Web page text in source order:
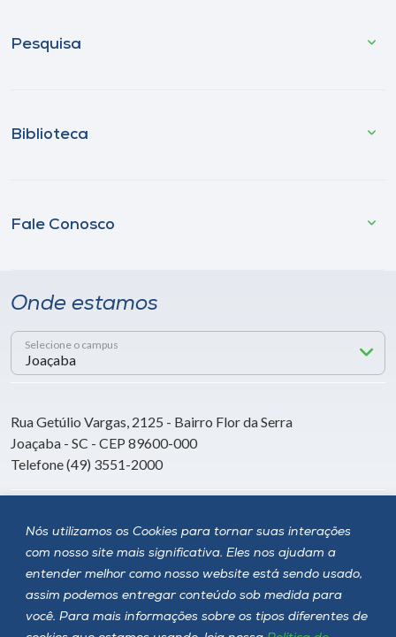
Nós utilizamos os Cookies para tornar suas interações
com nosso site mais significativa. Eles nos ajudam a
entender melhor como nosso website está sendo usado,
assim podemos entregar conteúdo sob medida para
você. Para mais informações sobre os tipos diferentes de
Pesquisa
Biblioteca
Fale Conosco
Onde estamos
Selecione o campus
Rua Getúlio Vargas, 2125 - Bairro Flor da Serra
Joaçaba - SC - CEP 89600-000
Telefone (49) 3551-2000
Siga a Unoesc